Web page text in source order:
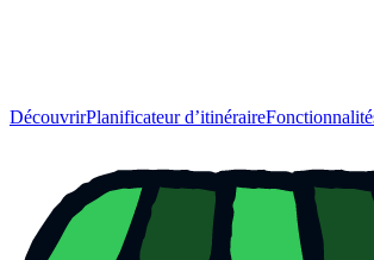
DécouvrirPlanificateur d’itinéraire